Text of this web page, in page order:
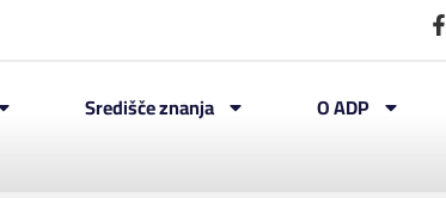
Središče znanja O ADP